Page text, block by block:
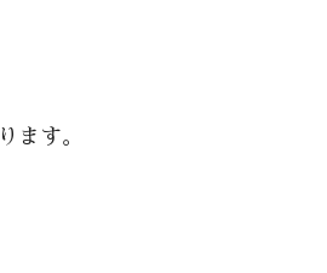
ます。